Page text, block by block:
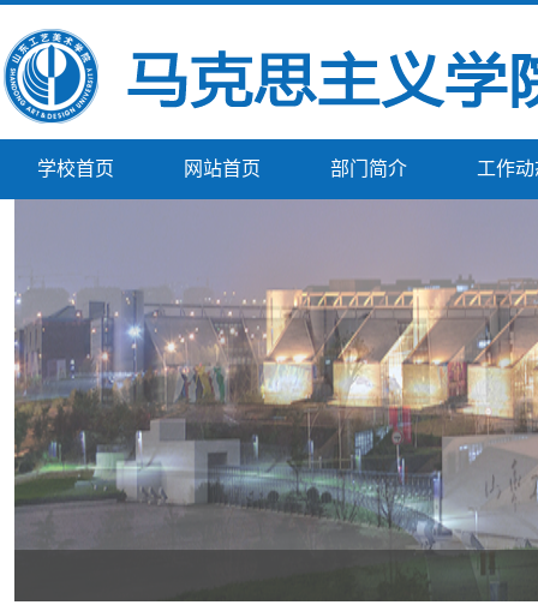
学校首页 网站首页 部门简介 工作